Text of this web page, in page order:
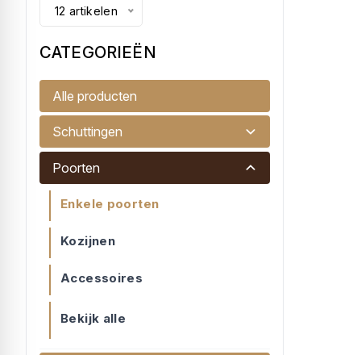
12 artikelen
CATEGORIEËN
Alle producten
Schuttingen
Poorten
Enkele poorten
Kozijnen
Accessoires
Bekijk alle
Tuindeur Douglas 110cm
Tuindeurdouglas 110 x 195cm
€ 165,00